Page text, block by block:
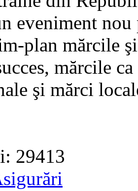
eveniment
plan mărcile
mărcile
şi mărci
29413